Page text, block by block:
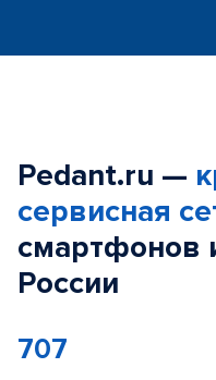
Pedant.ru —
сервисная
смартфонов
России
707